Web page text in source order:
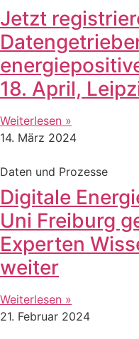
Jetzt
18. April,
Weiterlesen »
14. März 2024
Daten und Prozesse
Digitale
Uni Freiburg
Experten
weiter
Weiterlesen »
21. Februar 2024